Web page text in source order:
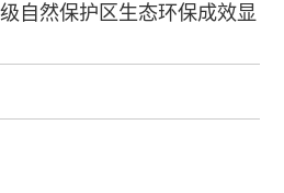
自然保护区生态环保成效显